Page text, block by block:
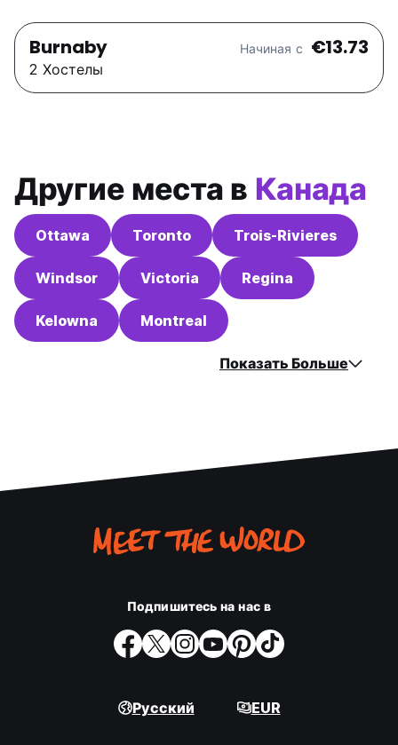
Burnaby Начиная с €13.73
2 Хостелы
Другие места в Канада
Ottawa Toronto Trois-Rivieres
Windsor Victoria Regina
Kelowna Montreal
Показать Больше
Подпишитесь на нас в
Русский EUR